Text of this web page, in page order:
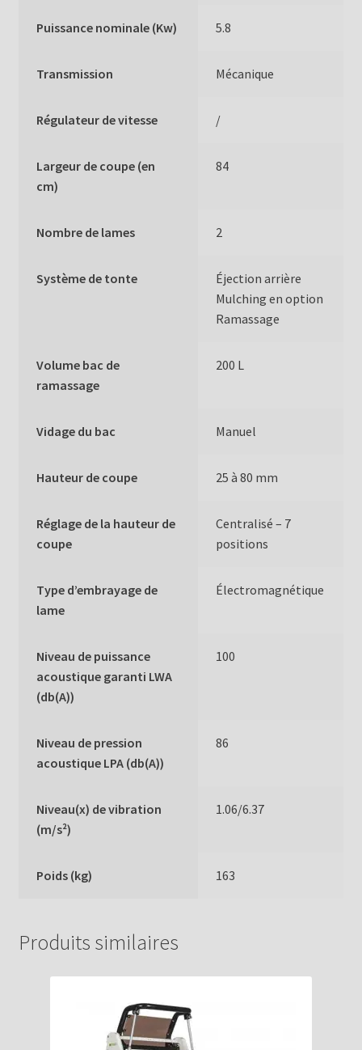
Puissance nominale (Kw) 5.8
Transmission Mécanique
Régulateur de vitesse /
Largeur de coupe (en
cm)
84
Nombre de lames 2
Système de tonte
Éjection arrière
Mulching en option
Ramassage
Volume bac de
ramassage
200 L
Vidage du bac Manuel
Hauteur de coupe 25 à 80 mm
Réglage de la hauteur de
coupe
Centralisé – 7
positions
Type d’embrayage de
lame
Électromagnétique
Niveau de puissance
acoustique garanti LWA
(db(A))
100
Niveau de pression
acoustique LPA (db(A))
86
Niveau(x) de vibration
(m/s²)
1.06/6.37
Poids (kg) 163
Produits similaires